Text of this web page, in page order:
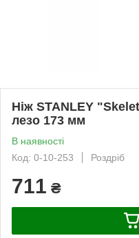
Ніж STANLEY
лезо 173 мм
В наявності
Код: 0-10-253
Роздріб
711 ₴